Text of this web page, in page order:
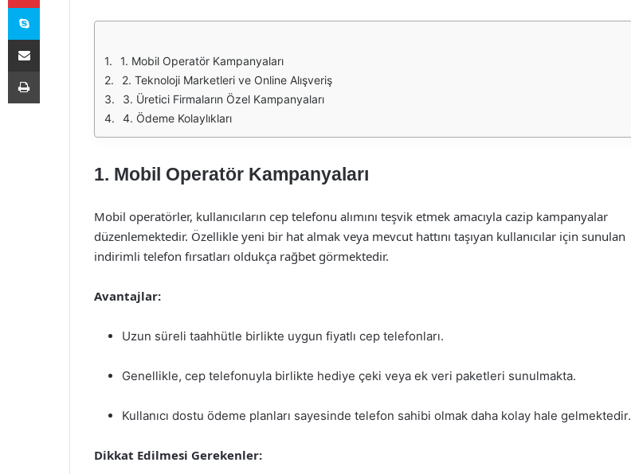
1. Mobil Operatör Kampanyaları
2. Teknoloji Marketleri ve Online Alışveriş
3. Üretici Firmaların Özel Kampanyaları
4. Ödeme Kolaylıkları
1. Mobil Operatör Kampanyaları
Mobil operatörler, kullanıcıların cep telefonu alımını teşvik etmek amacıyla cazip kampanyalar
düzenlemektedir. Özellikle yeni bir hat almak veya mevcut hattını taşıyan kullanıcılar için sunulan
indirimli telefon fırsatları oldukça rağbet görmektedir.
Avantajlar:
Uzun süreli taahhütle birlikte uygun fiyatlı cep telefonları.
Genellikle, cep telefonuyla birlikte hediye çeki veya ek veri paketleri sunulmakta.
Kullanıcı dostu ödeme planları sayesinde telefon sahibi olmak daha kolay hale gelmektedir.
Dikkat Edilmesi Gerekenler:
Skype
E-Posta ile paylaş